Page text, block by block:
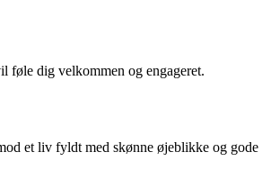
føle dig velkommen og engageret.
et liv fyldt med skønne øjeblikke og gode